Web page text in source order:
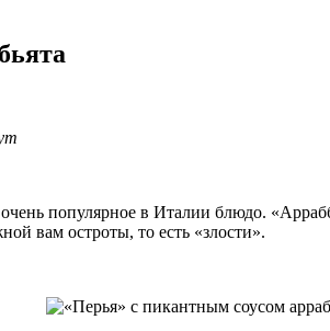
популярное в Италии блюдо.
вам остроты, то есть «злости».